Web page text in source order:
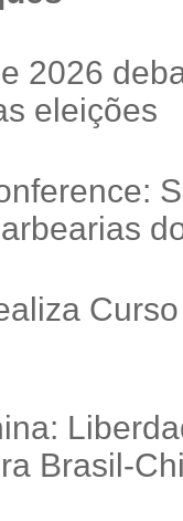
2026
eleições
Brasil-